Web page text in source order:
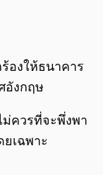
องให้ธนาคาร
อังกฤษ
ม่ควรที่จะพึ่งพา
เฉพาะ